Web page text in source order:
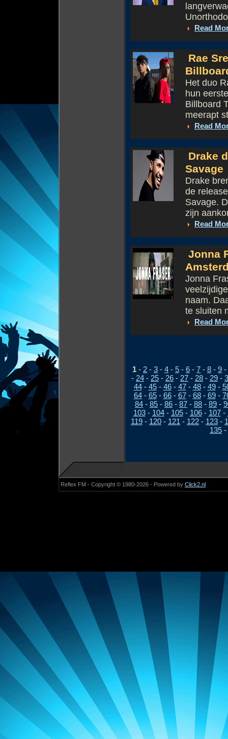
Read
Rae
Het duo
hun
Billboard
meerapt
Read
Drake
Savage
Drake
de
Savage.
zijn
Read
Jonna
Jonna
naam.
te sluiten
Read
1 - 2 - 3 - 4 - 5 - 6 - 7 - 8 - 9 -
- 24 - 25 - 26 - 27 - 28 - 29 -
44- 45- 46- 47- 48- 49-
64- 65- 66- 67- 68- 69-
84 - 85 - 86 - 87 - 88 - 89 -
103- 104- 105- 106- 107-
119 - 120 - 121 - 122 - 123 -
135 -
Reflex FM - Copyright © 1980-2026 - Powered by Click2.nl